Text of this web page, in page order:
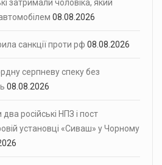
затримали чоловіка, який
08.08.2026
санкції проти рф 08.08.2026
серпневу спеку без
08.08.2026
російські НПЗ і пост
установці «Сиваш» у Чорному